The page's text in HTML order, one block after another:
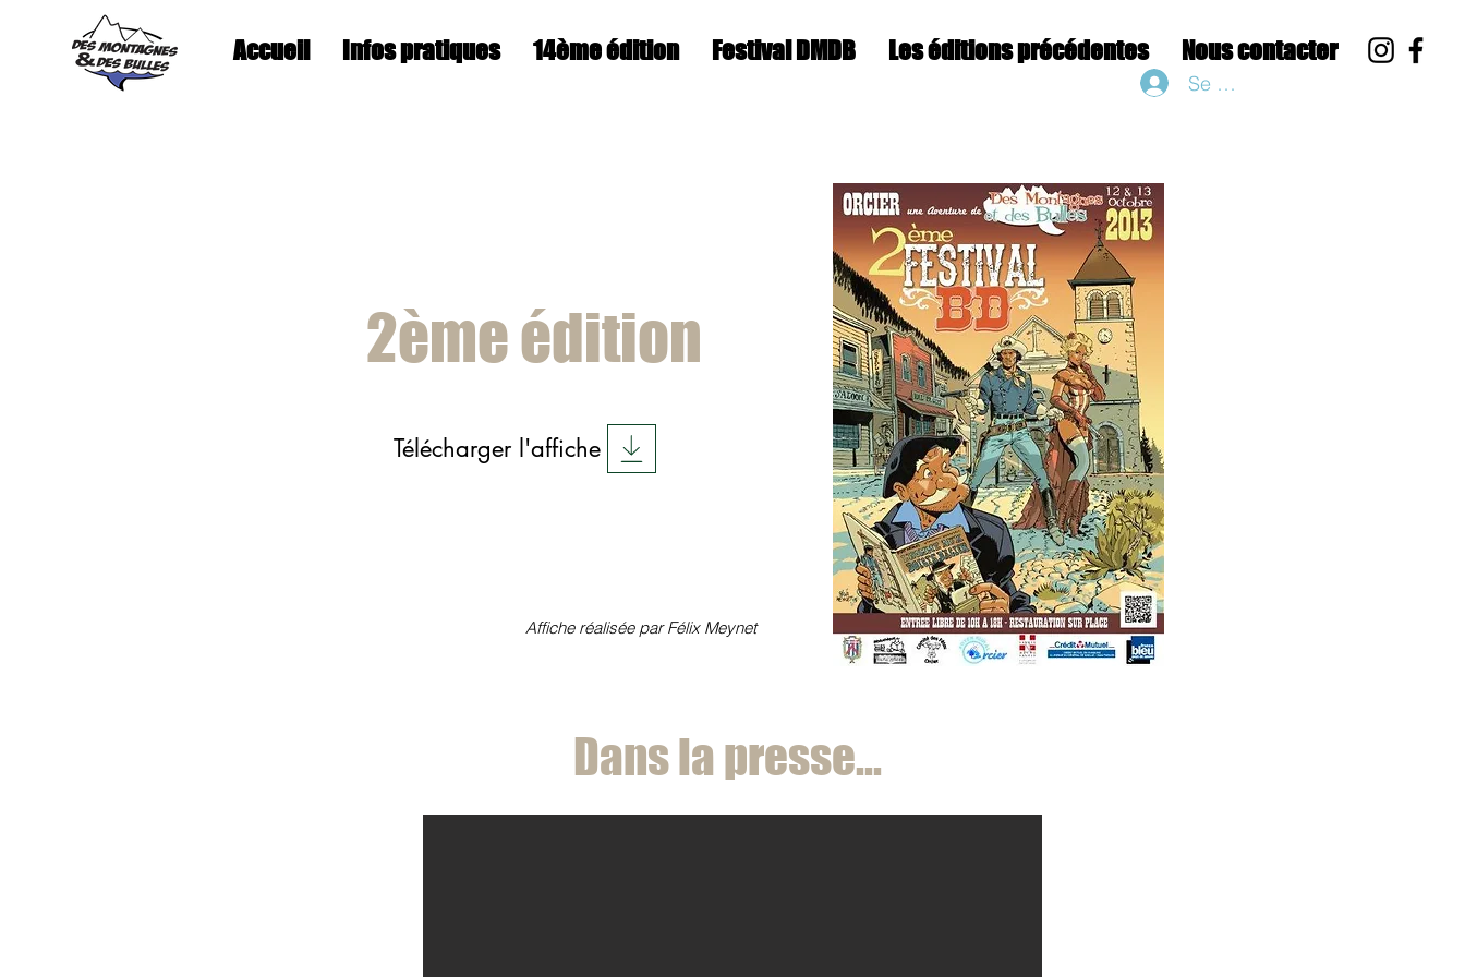
Accueil Infos pratiques 14ème édition Festival DMDB Les éditions précédentes Nous contacter
Se connecter
2ème édition
Télécharger l'affiche
Affiche réalisée par Félix Meynet
Dans la presse...